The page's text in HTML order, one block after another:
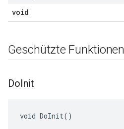
void
Geschützte Funktionen
DoInit
void DoInit()